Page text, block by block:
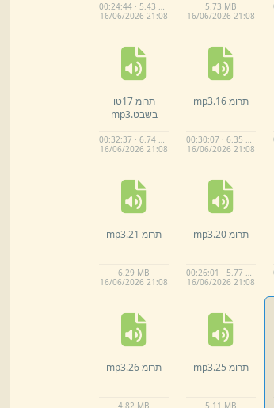
5.73 MB
16/06/2026 21:08
00:24:44 · 5.43 MB
16/06/2026 21:08
תרומ 16. mp3
00:30:07 · 6.35 MB
16/06/2026 21:08
תרומ 17טו
בשבט.mp3
00:32:37 · 6.74 MB
16/06/2026 21:08
תרומ 20. mp3
00:26:01 · 5.77 MB
16/06/2026 21:08
תרומ 21. mp3
6.29 MB
16/06/2026 21:08
תרומ 25. mp3
5. 11 MB
תרומ 26. mp3
4. 82 MB